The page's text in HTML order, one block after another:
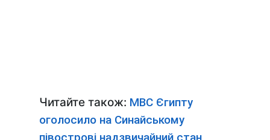
Читайте також: МВС Єгипту
оголосило на Синайському